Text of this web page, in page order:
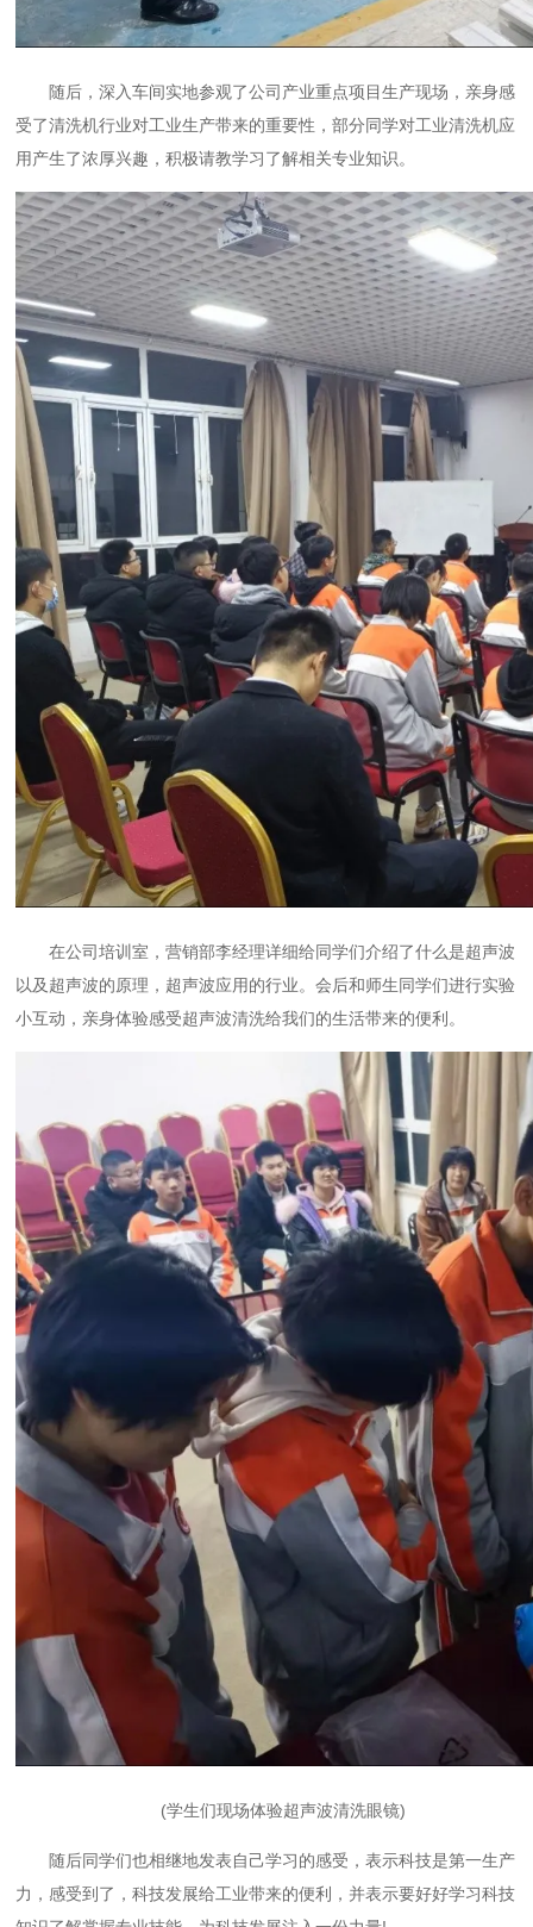
随后，深入车间实地参观了公司产业重点项目生产现场，亲身感
受了清洗机行业对工业生产带来的重要性，部分同学对工业清洗机应
用产生了浓厚兴趣，积极请教学习了解相关专业知识。
在公司培训室，营销部李经理详细给同学们介绍了什么是超声波
以及超声波的原理，超声波应用的行业。会后和师生同学们进行实验
小互动，亲身体验感受超声波清洗给我们的生活带来的便利。
(学生们现场体验超声波清洗眼镜)
随后同学们也相继地发表自己学习的感受，表示科技是第一生产
力，感受到了，科技发展给工业带来的便利，并表示要好好学习科技